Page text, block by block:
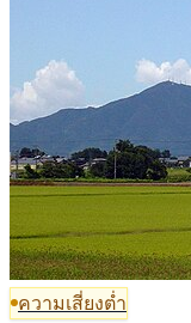
ความเสี่ยงต่ำ